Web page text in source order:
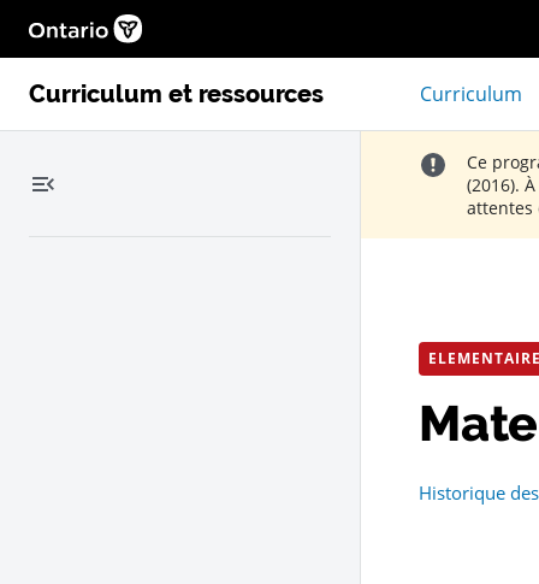
Page d'accueil Ontario.ca, Ouvrir dans une
Aide
Curriculum et ressources Curriculum
Masquer le menu de navigation de gauche
Ce
(2016).
attentes
ELEMENTAIRE
Historique